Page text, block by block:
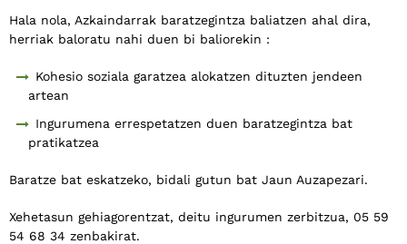
Hala nola, Azkaindarrak baratzegintza baliatzen ahal dira,
herriak baloratu nahi duen bi baliorekin :
Kohesio soziala garatzea alokatzen dituzten jendeen
artean
Ingurumena errespetatzen duen baratzegintza bat
pratikatzea
Baratze bat eskatzeko, bidali gutun bat Jaun Auzapezari.
Xehetasun gehiagorentzat, deitu ingurumen zerbitzua, 05 59
54 68 34 zenbakirat.